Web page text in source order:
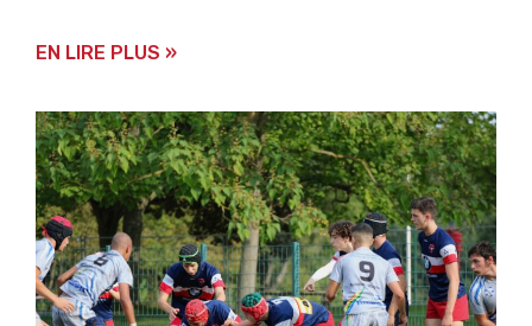
EN LIRE PLUS »